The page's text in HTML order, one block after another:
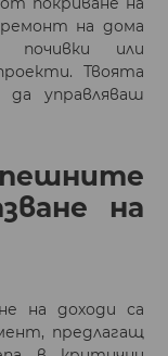
ремонт на дома
почивки или
Твоята
управляваш
на
на доходи са
предлагащ